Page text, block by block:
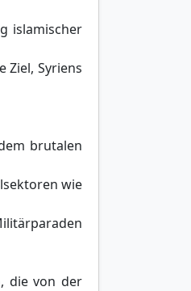
islamischer
Ziel, Syriens
brutalen
wie
die von der